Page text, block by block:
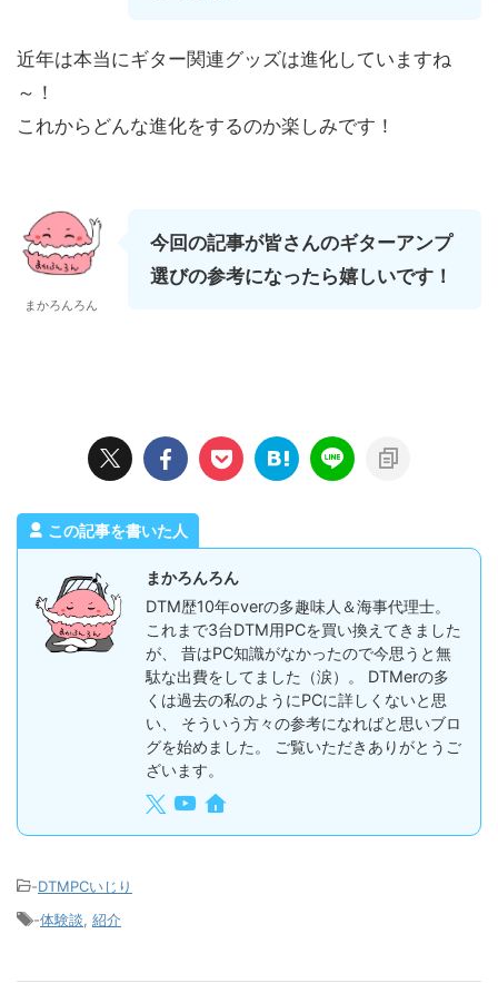
近年は本当にギター関連グッズは進化していますね
～！
これからどんな進化をするのか楽しみです！
まかろんろん
今回の記事が皆さんのギターアンプ
選びの参考になったら嬉しいです！
この記事を書いた人
まかろんろん
DTM歴10年overの多趣味人＆海事代理士。
これまで3台DTM用PCを買い換えてきました
が、 昔はPC知識がなかったので今思うと無
駄な出費をしてました（涙）。 DTMerの多
くは過去の私のようにPCに詳しくないと思
い、 そういう方々の参考になればと思いブロ
グを始めました。 ご覧いただきありがとうご
ざいます。
-DTMPCいじり
-体験談, 紹介